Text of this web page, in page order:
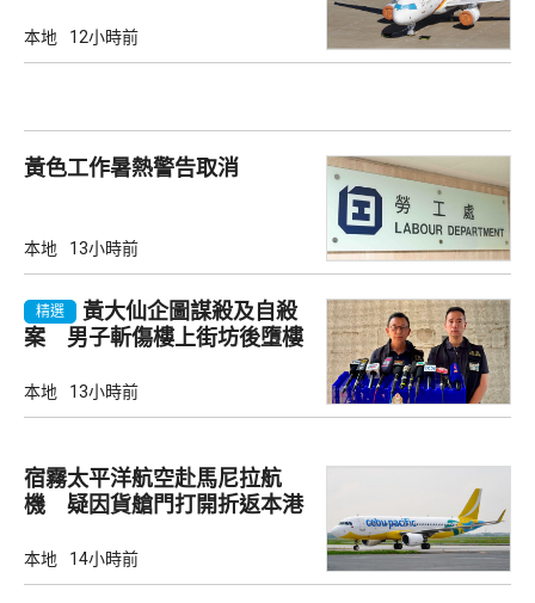
本地 12小時前
黃色工作暑熱警告取消
本地 13小時前
精選
黃大仙企圖謀殺及自殺
案 男子斬傷樓上街坊後墮樓
本地 13小時前
宿霧太平洋航空赴馬尼拉航
機 疑因貨艙門打開折返本港
本地 14小時前